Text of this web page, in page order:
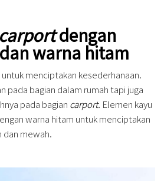
carportdengan
warna hitam
menciptakan kesederhanaan.
pada bagian dalam rumah tapi juga
pada bagian carport. Elemen kayu
warna hitam untuk menciptakan
dan mewah.